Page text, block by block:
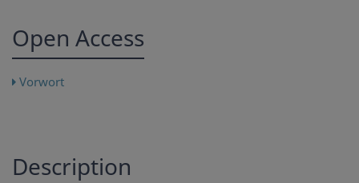
Open Access
Vorwort
Description